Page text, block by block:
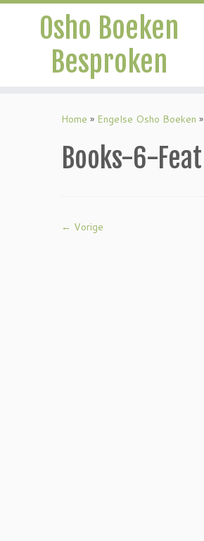
Osho Boeken
Besproken
Home » Engelse Osho Boeken »
Books-6-Feat
← Vorige